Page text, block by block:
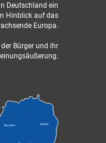
Deutschland ein
Hinblick auf das
Europa.
Bürger und ihr
Bautzen Görlitz